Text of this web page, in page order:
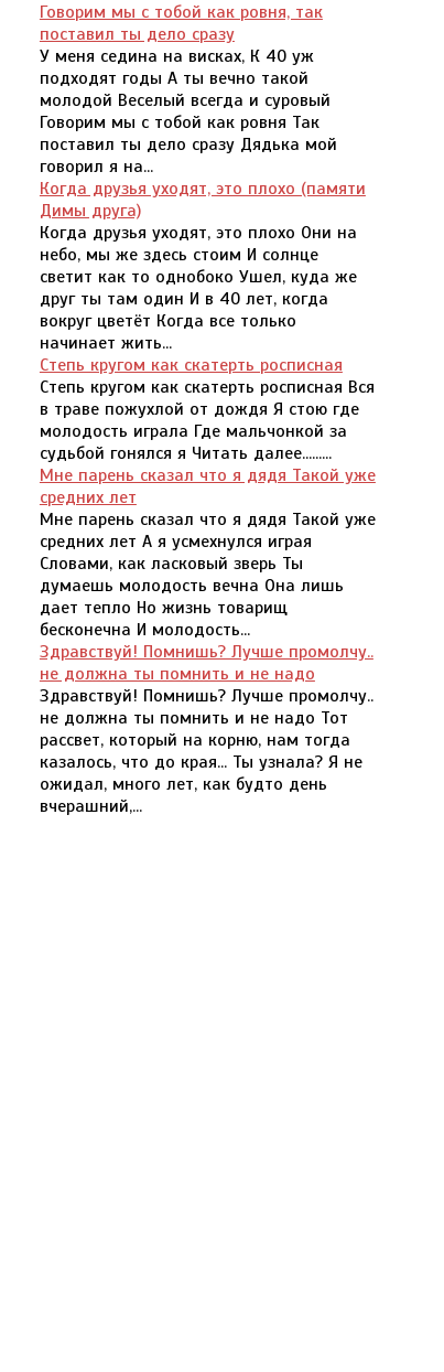
Говорим мы с тобой как ровня, так
поставил ты дело сразу
У меня седина на висках, К 40 уж
подходят годы А ты вечно такой
молодой Веселый всегда и суровый
Говорим мы с тобой как ровня Так
поставил ты дело сразу Дядька мой
говорил я на...
Когда друзья уходят, это плохо (памяти
Димы друга)
Когда друзья уходят, это плохо Они на
небо, мы же здесь стоим И солнце
светит как то однобоко Ушел, куда же
друг ты там один И в 40 лет, когда
вокруг цветёт Когда все только
начинает жить...
Степь кругом как скатерть росписная
Степь кругом как скатерть росписная Вся
в траве пожухлой от дождя Я стою где
молодость играла Где мальчонкой за
судьбой гонялся я Читать далее.........
Мне парень сказал что я дядя Такой уже
средних лет
Мне парень сказал что я дядя Такой уже
средних лет А я усмехнулся играя
Словами, как ласковый зверь Ты
думаешь молодость вечна Она лишь
дает тепло Но жизнь товарищ
бесконечна И молодость...
Здравствуй! Помнишь? Лучше промолчу..
не должна ты помнить и не надо
Здравствуй! Помнишь? Лучше промолчу..
не должна ты помнить и не надо Тот
рассвет, который на корню, нам тогда
казалось, что до края... Ты узнала? Я не
ожидал, много лет, как будто день
вчерашний,...